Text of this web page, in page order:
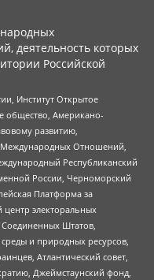
деятельность которых
Российской
Институт Открытое
общество, Американо-
развитию,
Международных Отношений,
Республиканский
России, Черноморский
Платформа за
электоральных
Штатов,
и природных ресурсов,
Атлантический совет,
Джеймстаунский фонд,